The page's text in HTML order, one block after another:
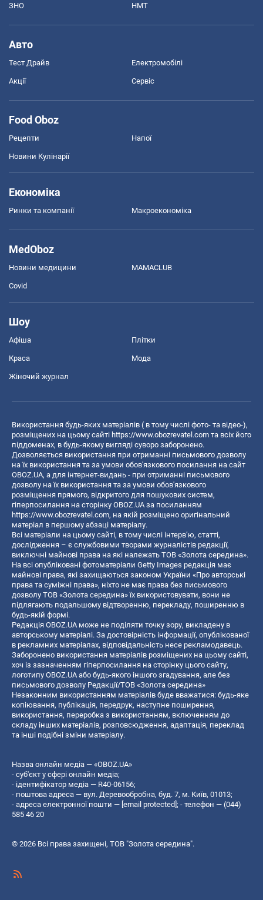
ЗНО НМТ
Авто
Тест Драйв Електромобілі
Акції Сервіс
Food Oboz
Рецепти Напої
Новини Кулінарії
Економіка
Ринки та компанії Макроекономіка
MedOboz
Новини медицини MAMACLUB
Covid
Шоу
Афіша Плітки
Краса Мода
Жіночий журнал
Використання будь-яких матеріалів ( в тому числі фото- та відео-),
розміщених на цьому сайті https://www.obozrevatel.com та всіх його
піддоменах, в будь-якому вигляді суворо заборонено.
Дозволяється використання при отриманні письмового дозволу
на їх використання та за умови обов'язкового посилання на сайт
OBOZ.UA, а для інтернет-видань - при отриманні письмового
дозволу на їх використання та за умови обов'язкового
розміщення прямого, відкритого для пошукових систем,
гіперпосилання на сторінку OBOZ.UA за посиланням
https://www.obozrevatel.com, на якій розміщено оригінальний
матеріал в першому абзаці матеріалу.
Всі матеріали на цьому сайті, в тому числі інтерв’ю, статті,
дослідження – є службовими творами журналістів редакції,
виключні майнові права на які належать ТОВ «Золота середина».
На всі опубліковані фотоматеріали Getty Images редакція має
майнові права, які захищаються законом України «Про авторські
права та суміжні права», ніхто не має права без письмового
дозволу ТОВ «Золота середина» їх використовувати, вони не
підлягають подальшому відтворенню, перекладу, поширенню в
будь-якій формі.
Редакція OBOZ.UA може не поділяти точку зору, викладену в
авторському матеріалі. За достовірність інформації, опублікованої
в рекламних матеріалах, відповідальність несе рекламодавець.
Заборонено використання матеріалів розміщених на цьому сайті,
хоч із зазначенням гіперпосилання на сторінку цього сайту,
логотипу OBOZ.UA або будь-якого іншого згадування, але без
письмового дозволу Редакції/ТОВ «Золота середина»
Незаконним використанням матеріалів буде вважатися: будь-яке
копiювання, публiкацiя, передрук, наступне поширення,
використання, переробка з використанням, включенням до
складу інших матеріалів, розповсюдження, адаптація, переклад
та інші подібні зміни матеріалу.
Назва онлайн медіа — «OBOZ.UA»
- суб'єкт у сфері онлайн медіа;
- ідентифікатор медіа — R40-06156;
- поштова адреса — вул. Деревообробна, буд. 7, м. Київ, 01013;
- адреса електронної пошти — [email protected]; - телефон — (044)
585 46 20
© 2026 Всі права захищені, ТОВ "Золота середина".